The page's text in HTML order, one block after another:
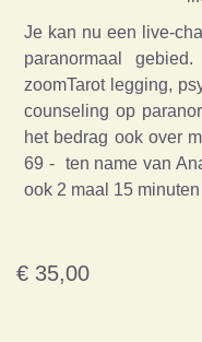
Je kan nu een live-
paranormaal
zoomTarot legging,
counseling op
het bedrag ook over
69 - ten name van
ook 2 maal 15 minuten
€ 35,00